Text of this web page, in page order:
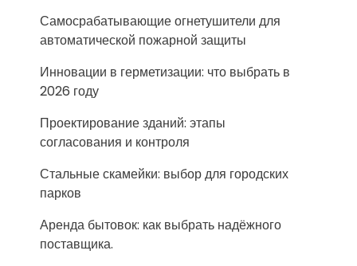
Самосрабатывающие огнетушители для
автоматической пожарной защиты
Инновации в герметизации: что выбрать в
2026 году
Проектирование зданий: этапы
согласования и контроля
Стальные скамейки: выбор для городских
парков
Аренда бытовок: как выбрать надёжного
поставщика.